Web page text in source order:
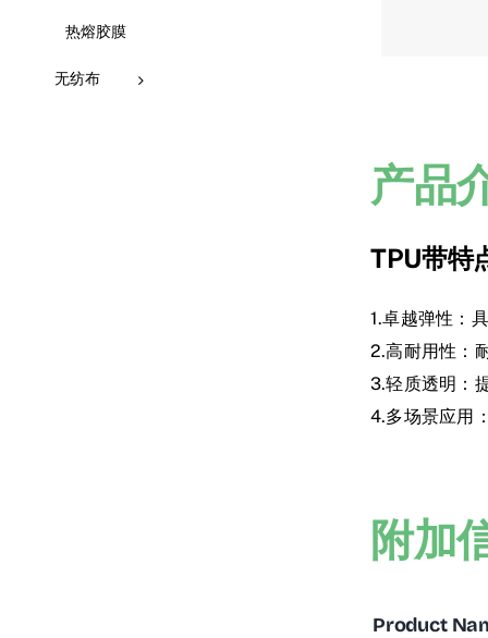
产品
TPU带特
1.卓越弹性：
2.高耐用性：
3.轻质透明：
4.多场景应用
附加
Product
热熔胶膜
无纺布